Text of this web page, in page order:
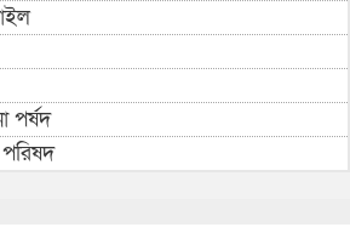
পর্ষদ
পরিষদ